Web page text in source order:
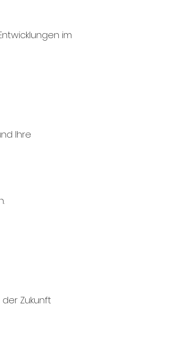
im
Ihre
Zukunft